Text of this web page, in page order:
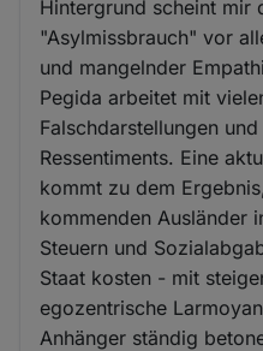
Hintergrund scheint mir
"Asylmissbrauch" vor
und mangelnder
Pegida arbeitet mit
Falschdarstellungen
Ressentiments. Eine
kommt zu dem
kommenden Ausländer
Steuern und
Staat kosten - mit
egozentrische
Anhänger ständig